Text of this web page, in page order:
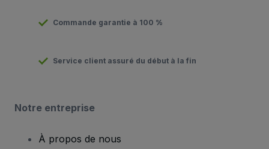
Commande garantie à 100 %
Service client assuré du début à la fin
Notre entreprise
À propos de nous